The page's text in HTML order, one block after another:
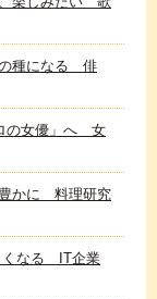
の種になる 俳
の女優」へ 女
豊かに 料理研究
くなる IT企業